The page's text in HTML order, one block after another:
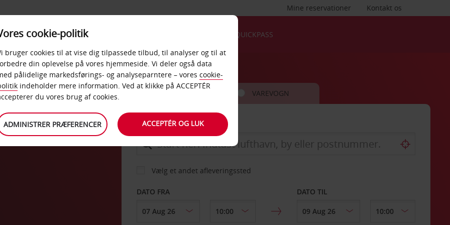
Kontakt os
Mine reservationer
PRODUKTER &
KONTORER
QUICKPASS
BIL VAREVOGN
AFHENT FRA
Vælg et andet afleveringssted
DATO FRA DATO TIL
cookie-politik
bruger cookies til at vise dig tilpassede tilbud, til analyser og til at
din oplevelse på vores hjemmeside. Vi deler også data
pålidelige markedsførings- og analyseparntere – vores cookie-
indeholder mere information. Ved at klikke på ACCEPTÉR
du vores brug af cookies.
ADMINISTRER PRÆFERENCER ACCEPTÉR OG LUK